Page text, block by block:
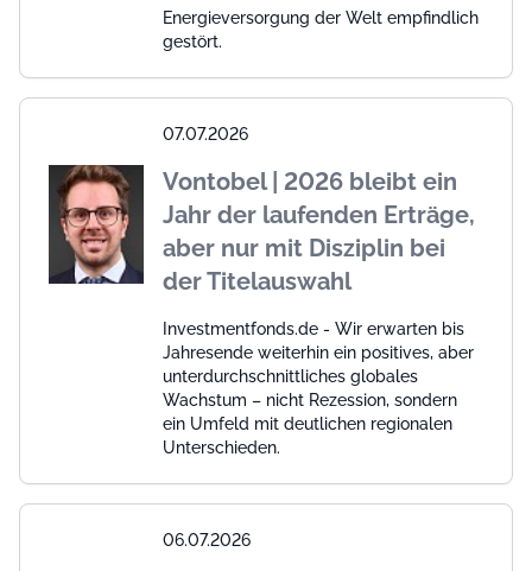
Energieversorgung der Welt empfindlich
gestört.
07.07.2026
Vontobel | 2026 bleibt ein
Jahr der laufenden Erträge,
aber nur mit Disziplin bei
der Titelauswahl
Investmentfonds.de - Wir erwarten bis
Jahresende weiterhin ein positives, aber
unterdurchschnittliches globales
Wachstum – nicht Rezession, sondern
ein Umfeld mit deutlichen regionalen
Unterschieden.
06.07.2026